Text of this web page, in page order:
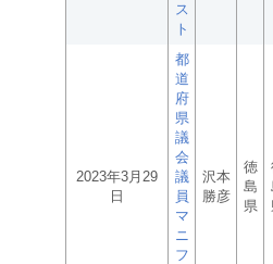
ス
ト
2023年3月29
日
都
道
府
県
議
会
議
員
マ
ニ
フ
沢本
勝彦
徳
島
県